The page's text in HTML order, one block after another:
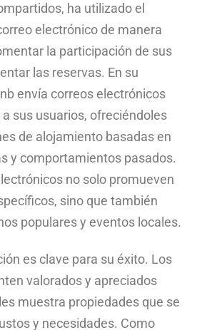
ha utilizado el
electrónico de manera
la participación de sus
las reservas. En su
envía correos electrónicos
sus usuarios, ofreciéndoles
de alojamiento basadas en
y comportamientos pasados.
no solo promueven
sino que también
populares y eventos locales.
es clave para su éxito. Los
valorados y apreciados
muestra propiedades que se
y necesidades. Como